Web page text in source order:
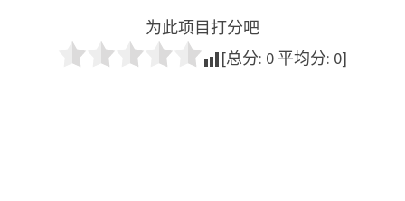
为此项目打分吧
[总分: 0 平均分: 0]